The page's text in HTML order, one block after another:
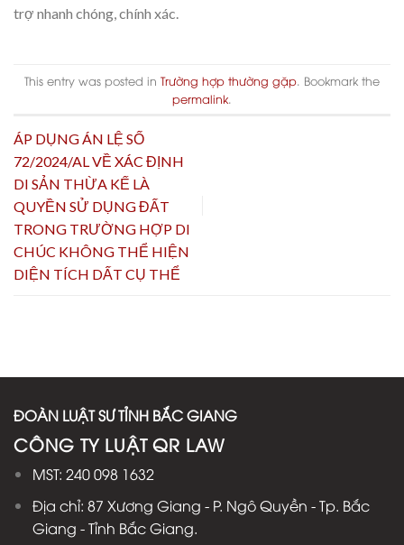
trợ nhanh chóng, chính xác.
This entry was posted in Trường hợp thường gặp. Bookmark the
permalink.
ÁP DỤNG ÁN LỆ SỐ
72/2024/AL VỀ XÁC ĐỊNH
DI SẢN THỪA KẾ LÀ
QUYỀN SỬ DỤNG ĐẤT
TRONG TRƯỜNG HỢP DI
CHÚC KHÔNG THỂ HIỆN
DIỆN TÍCH DẤT CỤ THỂ
ĐOÀN LUẬT SƯ TỈNH BẮC GIANG
CÔNG TY LUẬT QR LAW
MST: 240 098 1632
Địa chỉ: 87 Xương Giang - P. Ngô Quyền - Tp. Bắc
Giang - Tỉnh Bắc Giang.